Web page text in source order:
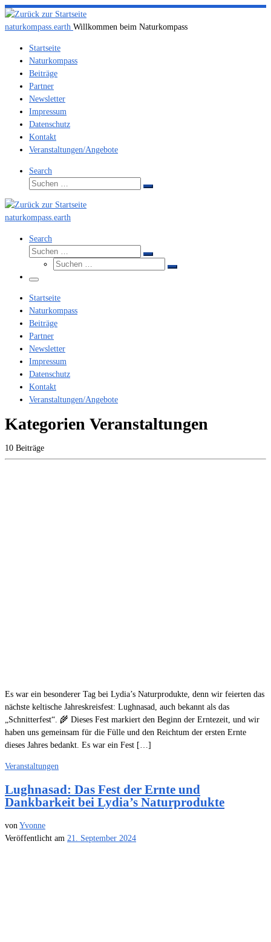
Zum
Inhalt
naturkompass.earth Willkommen beim Naturkompass
Startseite
Naturkompass
Beiträge
Partner
Newsletter
Impressum
Datenschutz
Kontakt
Veranstaltungen/Angebote
Search
Suche
Suchen
naturkompass.earth
Search
Suche
Suchen
Suche
Suchen
Menü
Startseite
Naturkompass
Beiträge
Partner
Newsletter
Impressum
Datenschutz
Kontakt
Veranstaltungen/Angebote
Kategorien Veranstaltungen
10 Beiträge
Es war ein besonderer Tag bei Lydia’s Naturprodukte, denn wir feierten das
nächste keltische Jahreskreisfest: Lughnasad, auch bekannt als das
„Schnitterfest“. 🌾 Dieses Fest markiert den Beginn der Erntezeit, und wir
haben uns gemeinsam für die Fülle und den Reichtum der ersten Ernte
dieses Jahres bedankt. Es war ein Fest […]
Veranstaltungen
Lughnasad: Das Fest der Ernte und
Dankbarkeit bei Lydia’s Naturprodukte
vonYvonne
Veröffentlicht am 21. September 2024